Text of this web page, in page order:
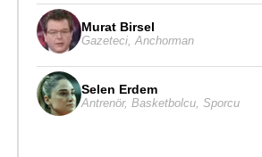
Murat Birsel
Gazeteci Anchorman
Selen Erdem
Antrenör, Basketbolcu Sporcu